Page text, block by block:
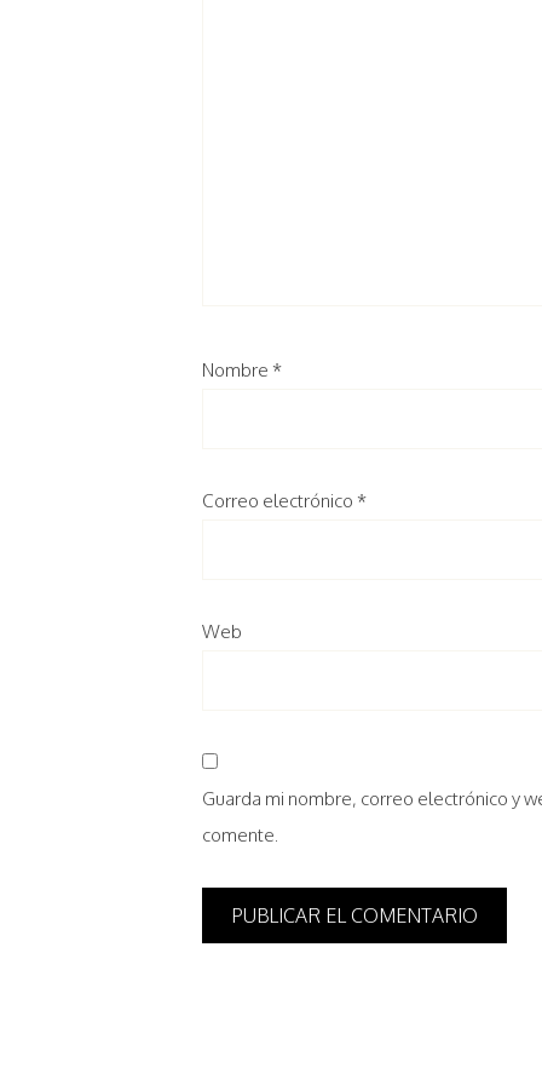
Nombre *
Correo electrónico *
Web
Guarda mi nombre, correo electrónico y
comente.